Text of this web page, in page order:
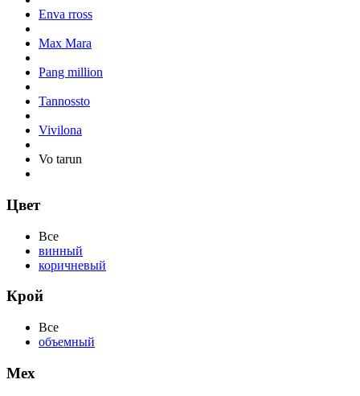
Enva rross
Max Mara
Pang million
Tannossto
Vivilona
Vo tarun
Цвет
Все
винный
коричневый
Крой
Все
объемный
Мех